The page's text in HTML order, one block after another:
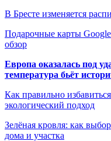
В Бресте изменяется
Подарочные карты
обзор
Европа оказалась под
температура бьёт
Как правильно
экологический подход
Зелёная кровля: как
дома и участка